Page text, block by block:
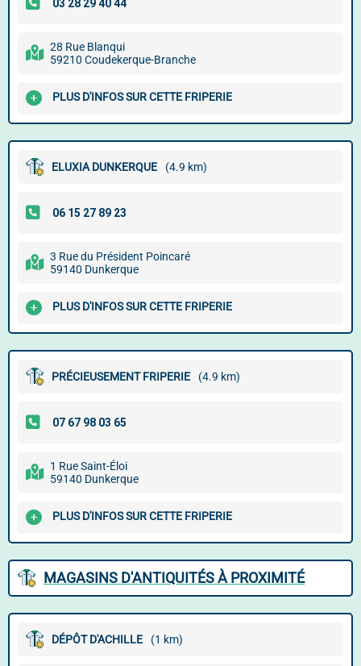
28 Rue Blanqui
59210 Coudekerque-Branche
PLUS D'INFOS SUR CETTE FRIPERIE
ELUXIA DUNKERQUE (4.9 km)
3 Rue du Président Poincaré
59140 Dunkerque
PLUS D'INFOS SUR CETTE FRIPERIE
PRÉCIEUSEMENT FRIPERIE (4.9 km)
1 Rue Saint-Éloi
59140 Dunkerque
PLUS D'INFOS SUR CETTE FRIPERIE
MAGASINS D'ANTIQUITÉS À PROXIMITÉ
DÉPÔT D'ACHILLE (1 km)